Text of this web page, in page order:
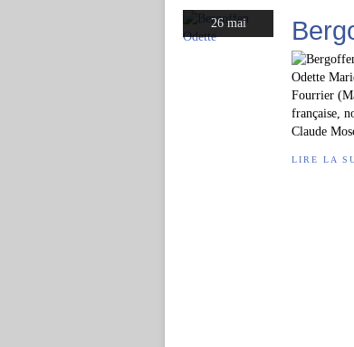
26 mai
Odette
Fourrier
française,
Claude
LIRE LA